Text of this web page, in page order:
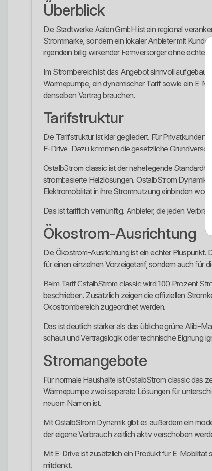
Überblick
Die Stadtwerke Aalen GmbH ist ein regional
Strommarke, sondern ein lokaler Anbieter mit
irgendein billig wirkender Fernversorger ohne echte
Im Strombereich ist das Angebot sinnvoll
Wärmepumpe, ein dynamischer Tarif sowie ein E-
denselben Vertrag brauchen.
Tarifstruktur
Die Tarifstruktur ist klar gegliedert. Für
E-Drive. Dazu kommen die gesetzliche
OstalbStrom classic ist der naheliegende
strombasierte Heizlösungen. OstalbStrom Dynamik
Elektromobilität in ihre Stromnutzung einbinden wollen.
Das ist tariflich vernünftig. Anbieter, die jeden
Ökostrom-Ausrichtung
Die Ökostrom-Ausrichtung ist ein echter Pluspunkt.
für einen einzelnen Vorzeigetarif, sondern auch für
Beim Tarif OstalbStrom classic wird 100 Prozent
beschrieben. Zusätzlich zeigen die offiziellen
Ökostrombereich zugeordnet werden.
Das ist deutlich stärker als das übliche grüne Alibi-
schaut und Vertragslogik oder technische Eignung
Stromangebote
Für normale Haushalte ist OstalbStrom classic das
Wärmepumpe zwei separate Lösungen für
neuem Namen ist.
Mit OstalbStrom Dynamik gibt es außerdem ein
der eigene Verbrauch zeitlich aktiv verschoben
Mit E-Drive ist zusätzlich ein Produkt für E-
mitdenkt.